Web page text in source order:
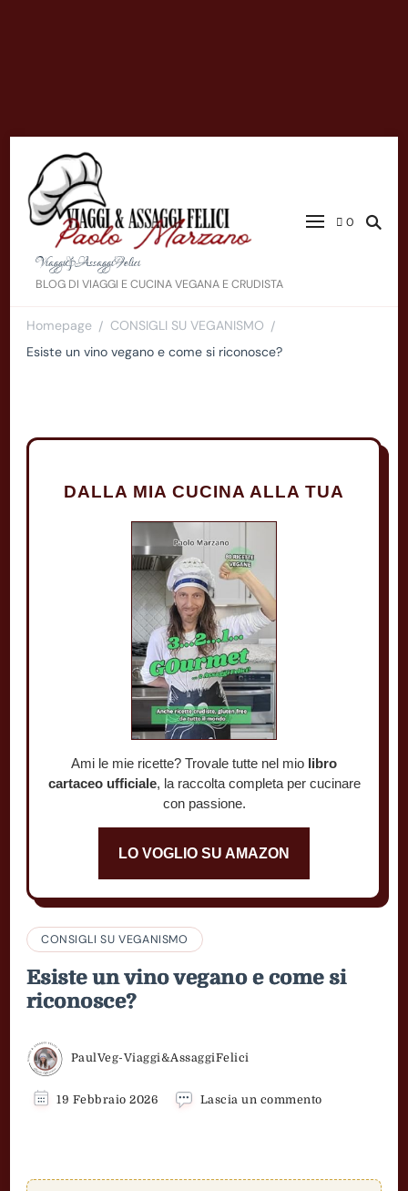
Viaggi&AssaggiFelici
BLOG DI VIAGGI E CUCINA VEGANA E CRUDISTA
0
Homepage / CONSIGLI SU VEGANISMO /
Esiste un vino vegano e come si riconosce?
DALLA MIA CUCINA ALLA TUA
Ami le mie ricette? Trovale tutte nel mio libro
cartaceo ufficiale, la raccolta completa per cucinare
con passione.
LO VOGLIO SU AMAZON
CONSIGLI SU VEGANISMO
Esiste un vino vegano e come si
riconosce?
PaulVeg-Viaggi&AssaggiFelici
19 Febbraio 2026 Lascia un commentosu
e